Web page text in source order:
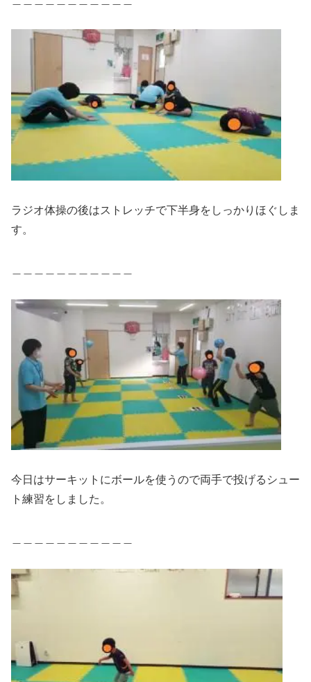
ラジオ体操の後はストレッチで下半身をしっかりほぐしま
す。
今日はサーキットにボールを使うので両手で投げるシュー
ト練習をしました。